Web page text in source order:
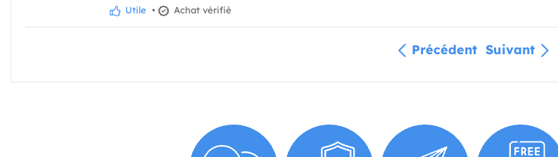
Utile • Achat vérifié
Précédent Suivant